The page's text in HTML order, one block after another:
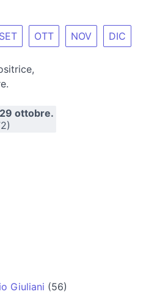
SET OTT NOV DIC
ottobre.
Giuliani (56)